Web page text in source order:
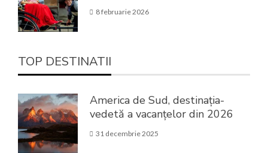
8 februarie 2026
TOP DESTINATII
America de Sud, destinația-
vedetă a vacanțelor din 2026
31 decembrie 2025